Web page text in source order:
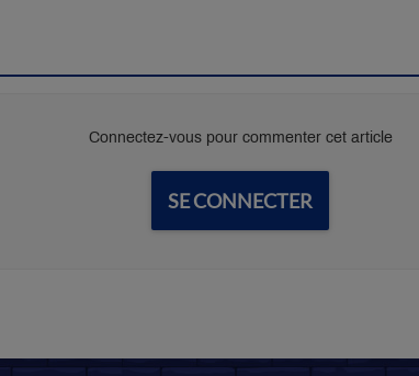
Connectez-vous pour commenter cet article
SE CONNECTER